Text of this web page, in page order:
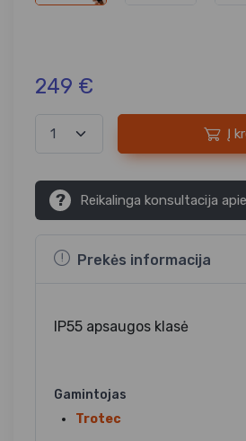
249 €
Į
? Reikalinga konsultacija
Prekės informacija
IP55 apsaugos klasė
Gamintojas
Trotec